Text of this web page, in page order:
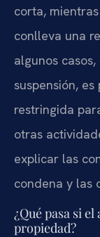
corta,
conlleva una
algunos
suspensión,
restringida
otras
explicar las
condena y las
¿Qué pasa si
propiedad?